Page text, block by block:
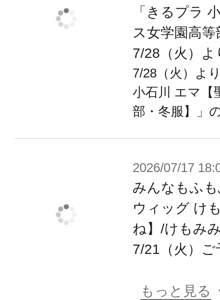
「きるプラ
ス女学園高
7/28（火）
7/28（火）よ
小石川 エマ【
部・冬服】」
2026/07/17
みんなもふ
ウィッグ け
ね】/けもみ
7/21（火）ご
もっと見る